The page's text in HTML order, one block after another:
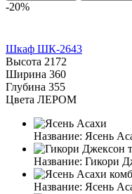
-20%
Шкаф ШК-2643
Высота 2172
Ширина 360
Глубина 355
Цвета ЛЕРОМ
Название: Ясень
Название: Гикори
Название: Ясень